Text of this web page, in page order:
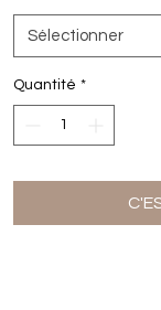
Sélectionner
Quantité *